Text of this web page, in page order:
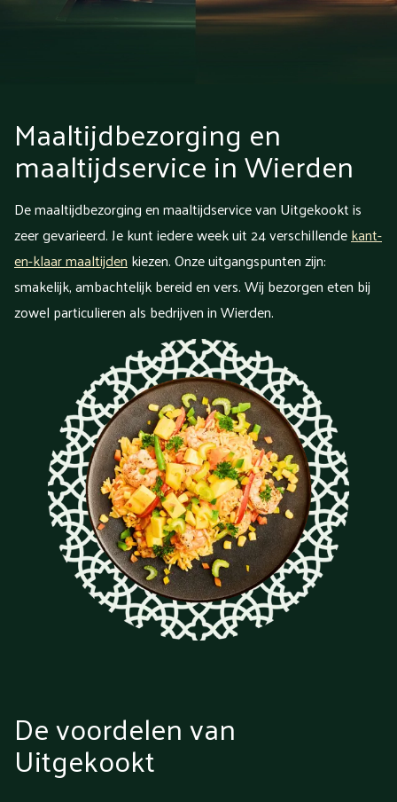
Maaltijdbezorging en
maaltijdservice in Wierden
De maaltijdbezorging en maaltijdservice van Uitgekookt is
zeer gevarieerd. Je kunt iedere week uit 24 verschillendekant-
en-klaar maaltijdenkiezen. Onze uitgangspunten zijn:
smakelijk, ambachtelijk bereid en vers. Wij bezorgen eten bij
zowel particulieren als bedrijven in Wierden.
De voordelen van
Uitgekookt